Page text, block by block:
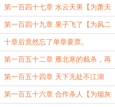
小子盟主加更】
第一百四十七章 水云天果【为萧天
盟主加更】
第一百四十九章 果子飞了【为风二
瘸子盟主加更】
十章后竟然忘了单章要票。
第一百五十二章 雁北寒的截杀，再
突破
第一百五十四章 天下无处不江湖
【为樊靥樾盟主加更】
第一百五十六章 合作杀人【为烟灰